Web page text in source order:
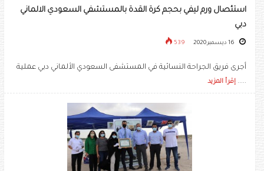
استئصال ورم ليفي بحجم كرة القدة بالمستشفي السعودي الالماني
دبي
539
أجرى فريق الجراحة النسائية في المستشفى السعودي الألماني دبي عملية
..... إقرأ المزيد